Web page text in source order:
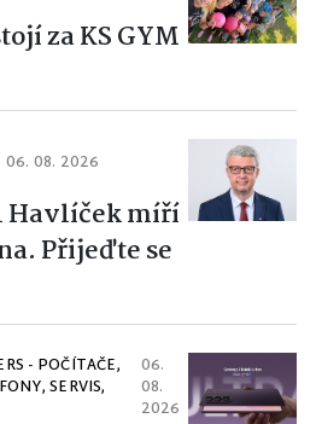
za KS GYM
06. 08. 2026
Havlíček míří
Přijeďte se
- POČÍTAČE,
SERVIS,
06.
08.
2026